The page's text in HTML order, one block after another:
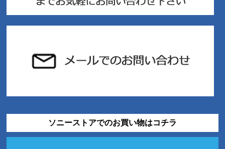
ソニーストアでのお買い物はコチラ